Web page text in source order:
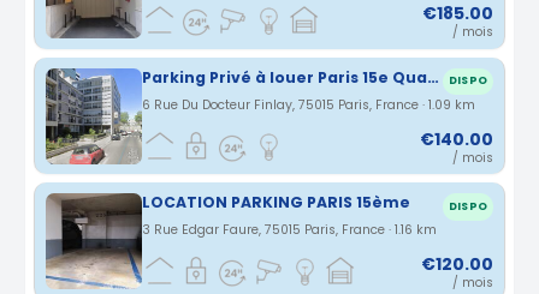
€185.00
/ mois
Parking Privé à louer Paris 15e Quartier Bir Hakeim DISPO
6 Rue Du Docteur Finlay, 75015 Paris, France · 1.09 km
€140.00
/ mois
LOCATION PARKING PARIS 15ème DISPO
3 Rue Edgar Faure, 75015 Paris, France · 1.16 km
€120.00
/ mois